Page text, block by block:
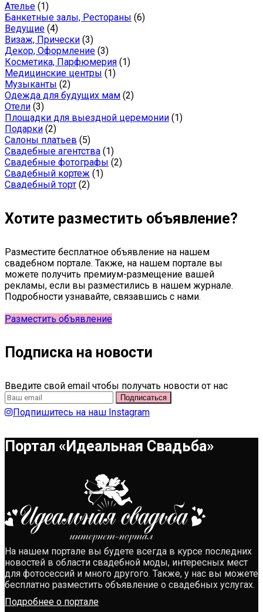
Ателье (1)
Банкетные залы, Рестораны (6)
Ведущие (4)
Визаж, Прически (3)
Декор, Оформление (3)
Косметика, Парфюмерия (1)
Медицинские центры (1)
Музыканты (2)
Одежда для будущих мам (2)
Отели (3)
Площадки для выездной церемонии (1)
Подарки (2)
Салоны платьев (5)
Свадебные агентства (1)
Свадебные фотографы (2)
Свадебный кортеж (1)
Свадебный торт (2)
Хотите разместить объявление?
Разместите бесплатное объявление на нашем
свадебном портале. Также, на нашем портале вы
можете получить премиум-размещение вашей
рекламы, если вы разместились в нашем журнале.
Подробности узнавайте, связавшись с нами.
Разместить объявление
Подписка на новости
Введите свой email чтобы получать новости от нас
Подпишитесь на наш Instagram
Портал «Идеальная Свадьба»
На нашем портале вы будете всегда в курсе последних
новостей в области свадебной моды, интересных мест
для фотосессий и много другого. Также, у нас вы можете
бесплатно разместить объявление о свадебных услугах.
Подробнее о портале